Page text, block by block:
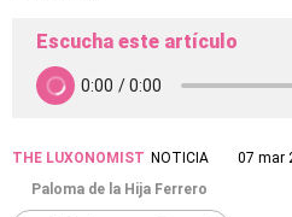
Escucha este artículo
THE LUXONOMIST NOTICIA
07 mar
Paloma de la Hija Ferrero